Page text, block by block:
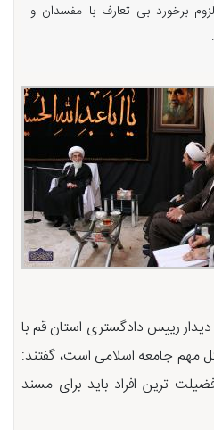
برخورد بی تعارف با مفسدان و
رییس دادگستری استان قم با
مهم جامعه اسلامی است، گفتند:
ترین افراد باید برای مسند